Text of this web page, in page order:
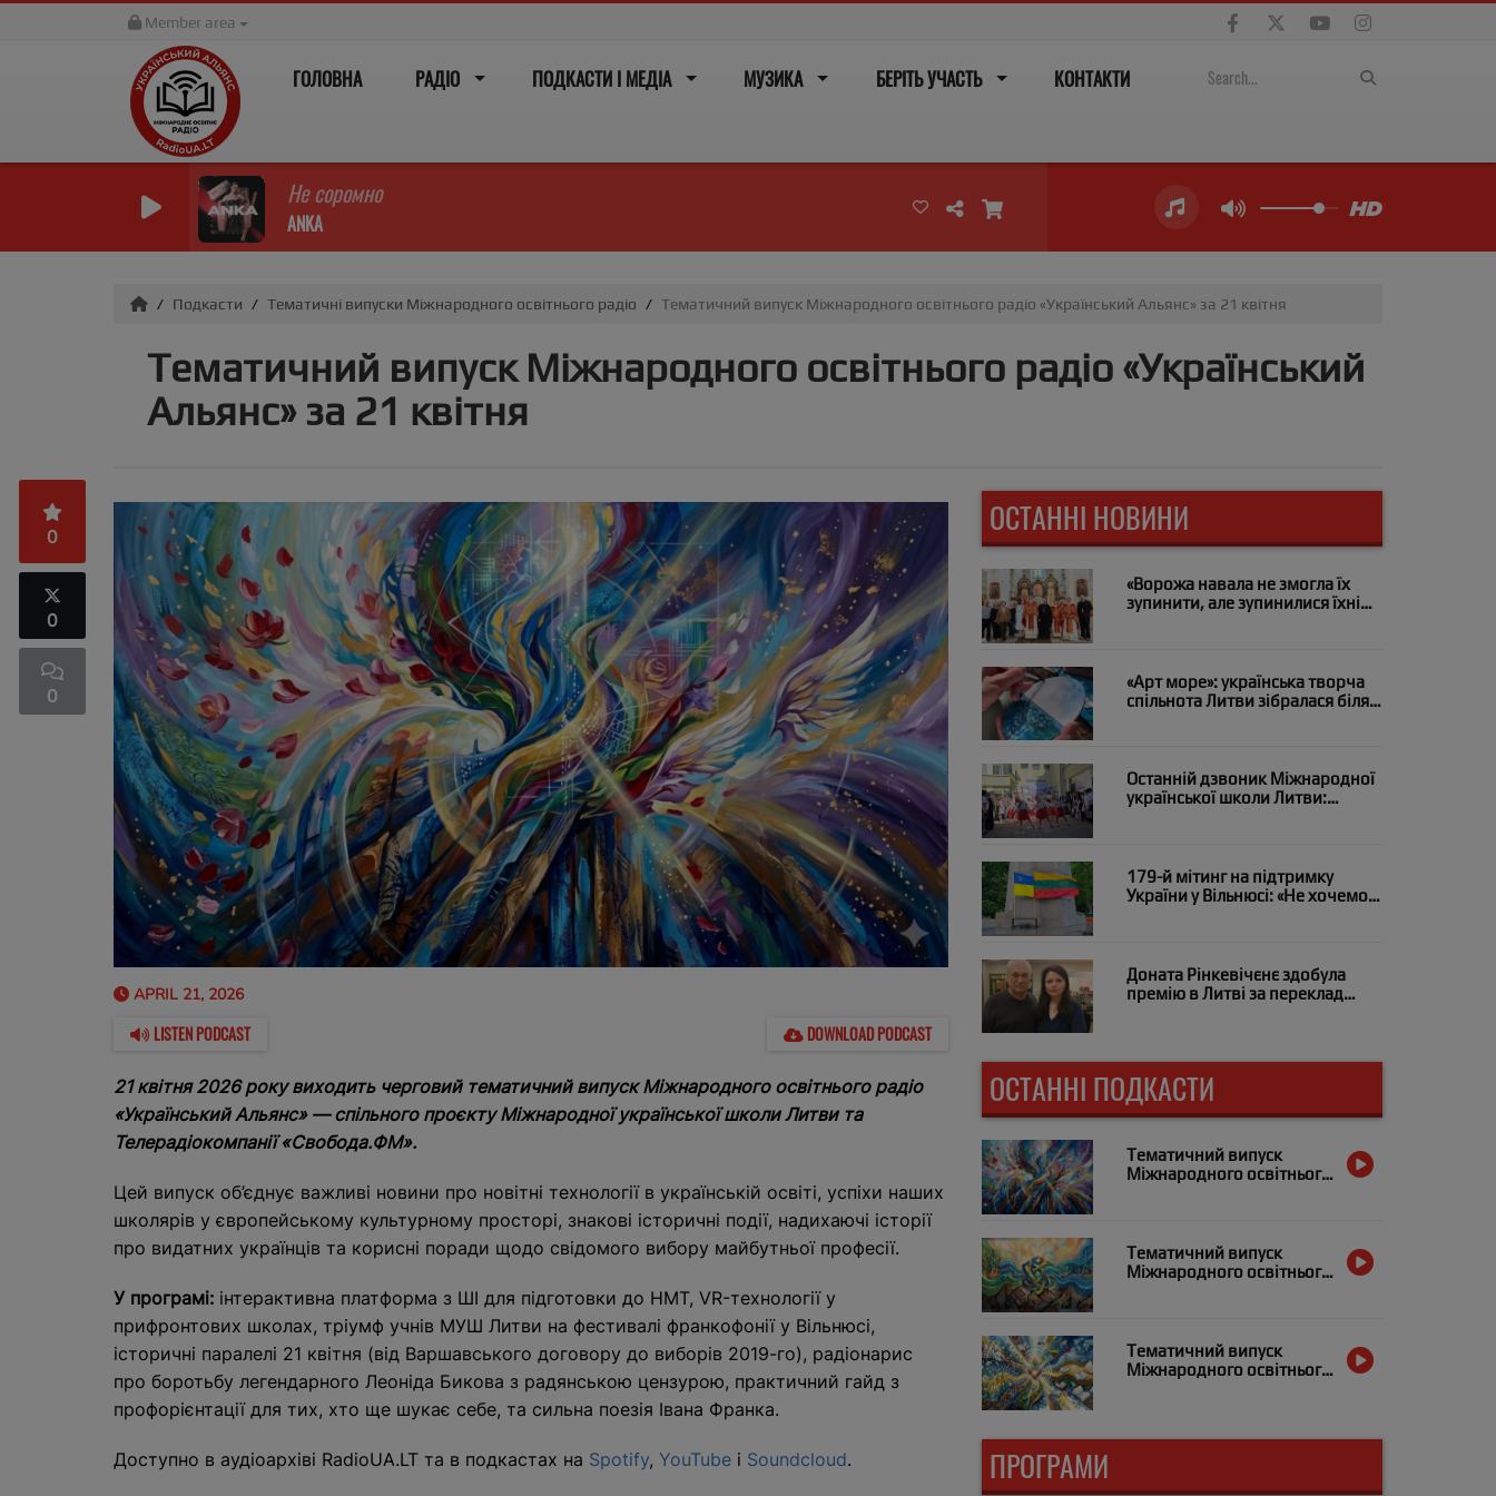
Member area
ГОЛОВНА РАДІО ПОДКАСТИ І МЕДІА МУЗИКА БЕРІТЬ УЧАСТЬ КОНТАКТИ
Не соромно
ANKA
Подкасти Тематичні випуски Міжнародного освітнього радіо Тематичний випуск Міжнародного освітнього радіо «Український Альянс» за 21 квітня
Тематичний випуск Міжнародного освітнього радіо «Український
Альянс» за 21 квітня
0
0
0
APRIL 21, 2026
LISTEN PODCAST DOWNLOAD PODCAST
21 квітня 2026 року виходить черговий тематичний випуск Міжнародного освітнього радіо
«Український Альянс» — спільного проєкту Міжнародної української школи Литви та
Телерадіокомпанії «Свобода.ФМ».
Цей випуск об’єднує важливі новини про новітні технології в українській освіті, успіхи наших
школярів у європейському культурному просторі, знакові історичні події, надихаючі історії
про видатних українців та корисні поради щодо свідомого вибору майбутньої професії.
У програмі: інтерактивна платформа з ШІ для підготовки до НМТ, VR-технології у
прифронтових школах, тріумф учнів МУШ Литви на фестивалі франкофонії у Вільнюсі,
історичні паралелі 21 квітня (від Варшавського договору до виборів 2019-го), радіонарис
про боротьбу легендарного Леоніда Бикова з радянською цензурою, практичний гайд з
профорієнтації для тих, хто ще шукає себе, та сильна поезія Івана Франка.
Доступно в аудіоархіві RadioUA.LT та в подкастах на Spotify, YouTube і Soundcloud.
ОСТАННІ НОВИНИ
«Ворожа навала не змогла їх
зупинити, але зупинилися їхні
«Арт море»: українська творча
спільнота Литви зібралася біля
Останній дзвоник Міжнародної
української школи Литви:
179-й мітинг на підтримку
України у Вільнюсі: «Не хочемо
Доната Рінкевічєнє здобула
премію в Литві за переклад
ОСТАННІ ПОДКАСТИ
Тематичний випуск
Міжнародного освітнього
Тематичний випуск
Міжнародного освітнього
Тематичний випуск
Міжнародного освітнього
ПРОГРАМИ